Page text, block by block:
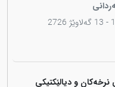
و دیالێکتیکی